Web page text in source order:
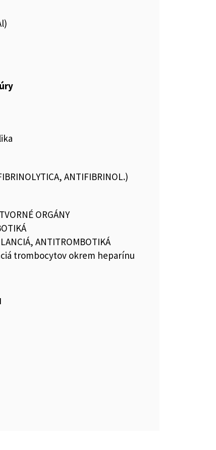
ANTIFIBRINOL.)
ORGÁNY
ANTITROMBOTIKÁ
trombocytov okrem heparínu